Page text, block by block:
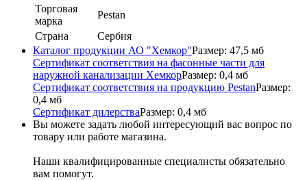
Торговая
марка
Pestan
Страна
Сербия
Каталог продукции АО "Хемкор"Размер: 47,5 мб
Сертификат соответствия на фасонные части для
наружной канализации ХемкорРазмер: 0,4 мб
Сертификат соответствия на продукцию PestanРазмер:
0,4 мб
Сертификат дилерстваРазмер: 0,4 мб
Вы можете задать любой интересующий вас вопрос по
товару или работе магазина.
Наши квалифицированные специалисты обязательно
вам помогут.